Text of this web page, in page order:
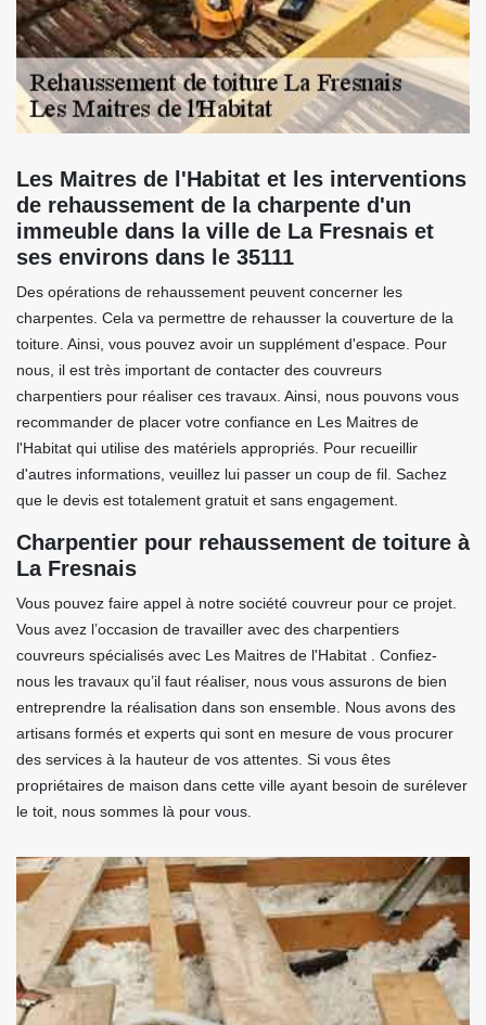
Les Maitres de l'Habitat et les interventions
de rehaussement de la charpente d'un
immeuble dans la ville de La Fresnais et
ses environs dans le 35111
Des opérations de rehaussement peuvent concerner les
charpentes. Cela va permettre de rehausser la couverture de la
toiture. Ainsi, vous pouvez avoir un supplément d'espace. Pour
nous, il est très important de contacter des couvreurs
charpentiers pour réaliser ces travaux. Ainsi, nous pouvons vous
recommander de placer votre confiance en Les Maitres de
l'Habitat qui utilise des matériels appropriés. Pour recueillir
d'autres informations, veuillez lui passer un coup de fil. Sachez
que le devis est totalement gratuit et sans engagement.
Charpentier pour rehaussement de toiture à
La Fresnais
Vous pouvez faire appel à notre société couvreur pour ce projet.
Vous avez l’occasion de travailler avec des charpentiers
couvreurs spécialisés avec Les Maitres de l'Habitat . Confiez-
nous les travaux qu’il faut réaliser, nous vous assurons de bien
entreprendre la réalisation dans son ensemble. Nous avons des
artisans formés et experts qui sont en mesure de vous procurer
des services à la hauteur de vos attentes. Si vous êtes
propriétaires de maison dans cette ville ayant besoin de surélever
le toit, nous sommes là pour vous.